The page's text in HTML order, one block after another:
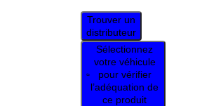
Trouver un
distributeur
Sélectionnez
votre véhicule
pour vérifier
l’adéquation de
ce produit